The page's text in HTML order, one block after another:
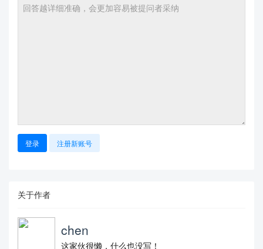
登录 注册新账号
关于作者
chen
这家伙很懒，什么也没写！